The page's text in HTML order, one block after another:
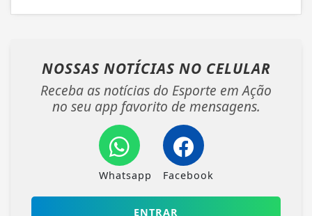
NOSSAS NOTÍCIAS NO CELULAR
Receba as notícias do Esporte em Ação
no seu app favorito de mensagens.
Whatsapp Facebook
ENTRAR